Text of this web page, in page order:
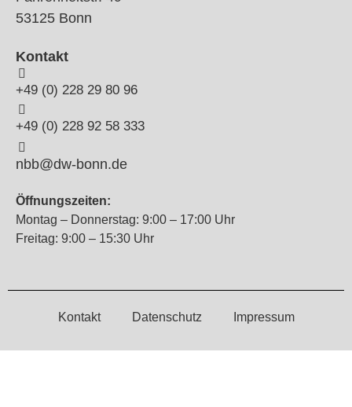
53125 Bonn
Kontakt
+49 (0) 228 29 80 96
+49 (0) 228 92 58 333
nbb@dw-bonn.de
Öffnungszeiten:
Montag – Donnerstag: 9:00 – 17:00 Uhr
Freitag: 9:00 – 15:30 Uhr
Kontakt Datenschutz Impressum